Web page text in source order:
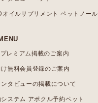
イルサプリメント ペットノール
レミアム掲載のご案内
無料会員登録のご案内
ンタビューの掲載について
ステム アポクル予約ペット